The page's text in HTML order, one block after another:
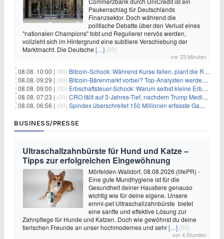
Paukenschlag für Deutschlands
Finanzsektor. Doch während die
politische Debatte über den Verlust eines
"nationalen Champions" tobt und Regulierer nervös werden,
vollzieht sich im Hintergrund eine subtilere Verschiebung der
Marktmacht. Die Deutsche […] (00)
vor 23 Minuten
08.08. 10:00 | (00) Bitcoin-Schock: Während Kurse fallen, plant die Regierung die Steuer-Bombe
08.08. 09:29 | (00) Bitcoin-Bärenmarkt vorbei? Top-Analysten werden optimistisch, aber die Geschichte sagt etwas anderes
08.08. 09:00 | (00) Erbschaftsteuer-Schock: Warum selbst kleine Erbschaften den Fiskus Millionen kosten
08.08. 07:23 | (00) CRO fällt auf 3-Jahres-Tief, nachdem Trump Media zwei große Crypto.com-Deals storniert
08.08. 06:56 | (00) Spindex überschreitet 150 Millionen erfasste Gaming-Ereignisse in Echtzeit-Datenpipeline
BUSINESS/PRESSE
Ultraschallzahnbürste für Hund und Katze –
Tipps zur erfolgreichen Eingewöhnung
Mörfelden-Walldorf, 08.08.2026 (lifePR) -
Eine gute Mundhygiene ist für die
Gesundheit deiner Haustiere genauso
wichtig wie für deine eigene. Unsere
emmi-pet Ultraschallzahnbürste bietet
eine sanfte und effektive Lösung zur
Zahnpflege für Hunde und Katzen. Doch wie gewöhnst du deine
tierischen Freunde an unser hochmodernes und sehr[…] (00)
vor 4 Stunden